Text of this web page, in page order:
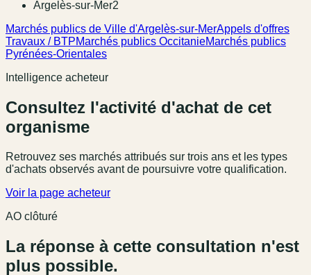
Argelès-sur-Mer2
Marchés publics de Ville d'Argelès-sur-MerAppels d'offres
Travaux / BTPMarchés publics OccitanieMarchés publics
Pyrénées-Orientales
Intelligence acheteur
Consultez l'activité d'achat de cet
organisme
Retrouvez ses marchés attribués sur trois ans et les types
d'achats observés avant de poursuivre votre qualification.
Voir la page acheteur
AO clôturé
La réponse à cette consultation n'est
plus possible.